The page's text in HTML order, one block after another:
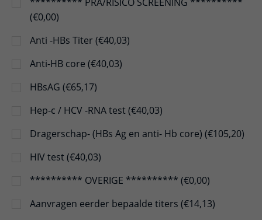
(€0,00)
Anti -HBs Titer (€40,03)
Anti-HB core (€40,03)
HBsAG (€65,17)
Hep-c / HCV -RNA test (€40,03)
Dragerschap- (HBs Ag en anti- Hb core) (€105,20)
HIV test (€40,03)
********** OVERIGE ********** (€0,00)
Aanvragen eerder bepaalde titers (€14,13)